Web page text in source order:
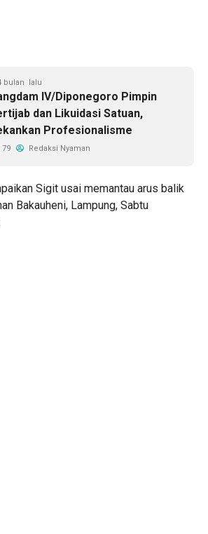
bulan lalu
IV/Diponegoro Pimpin
dan Likuidasi Satuan,
Profesionalisme
79 Redaksi Nyaman
Sigit usai memantau arus balik
Bakauheni, Lampung, Sabtu